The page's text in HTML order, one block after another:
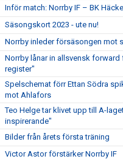
Inför match: Norrby IF – BK
Säsongskort 2023 - ute nu!
Norrby inleder försäsongen mot
Norrby lånar in allsvensk forward
register"
Spelschemat förr Ettan Södra
mot Ahlafors
Teo Helge tar klivet upp till A-
inspirerande"
Bilder från årets första träning
Victor Astor förstärker Norrby IF